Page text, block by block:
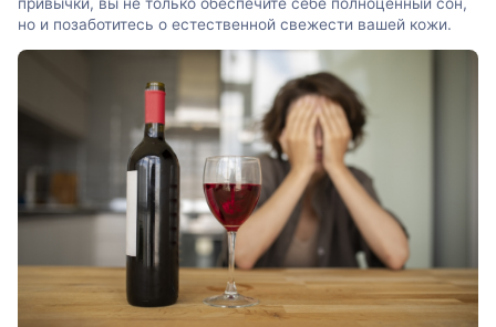
но и позаботитесь о естественной свежести вашей кожи.